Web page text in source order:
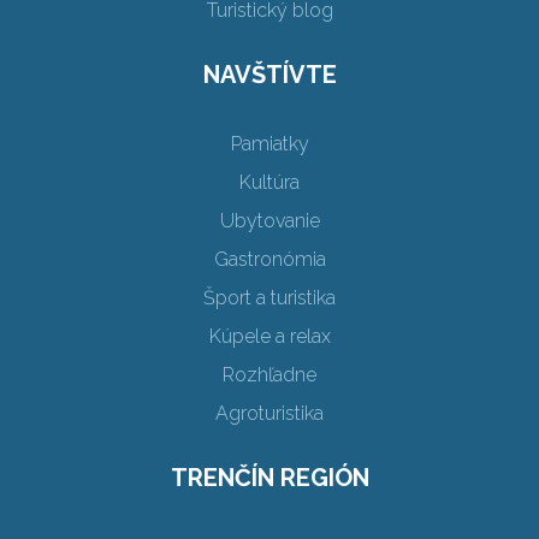
Turistický blog
NAVŠTÍVTE
Pamiatky
Kultúra
Ubytovanie
Gastronómia
Šport a turistika
Kúpele a relax
Rozhľadne
Agroturistika
TRENČÍN REGIÓN